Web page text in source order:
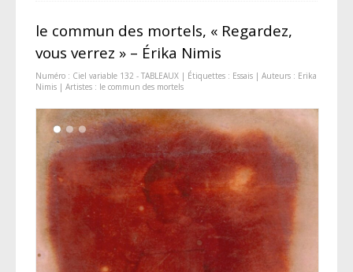
le commun des mortels, « Regardez,
vous verrez » – Érika Nimis
Numéro : Ciel variable 132 - TABLEAUX| Étiquettes : Essais| Auteurs : Erika
Nimis| Artistes : le commun des mortels